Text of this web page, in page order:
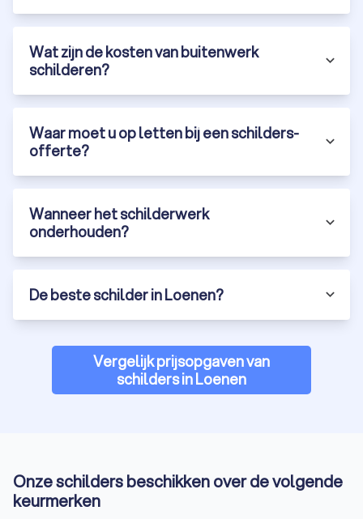
Wat zijn de kosten van buitenwerk
schilderen?
Waar moet u op letten bij een schilders-
offerte?
Wanneer het schilderwerk
onderhouden?
De beste schilder in Loenen?
Vergelijk prijsopgaven van
schilders in Loenen
Onze schilders beschikken over de volgende
keurmerken